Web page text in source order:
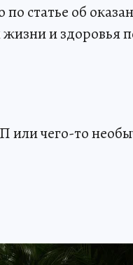
статье об
и здоровья
или чего-то